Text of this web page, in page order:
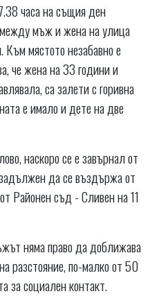
часа на същия ден
мъж и жена на улица
мястото незабавно е
че жена на 33 години и
са залети с горивна
е имало и дете на две
наскоро се е завърнал от
да се въздържа от
Районен съд - Сливен на 11
няма право да доближава
разстояние, по-малко от 50
за социален контакт.